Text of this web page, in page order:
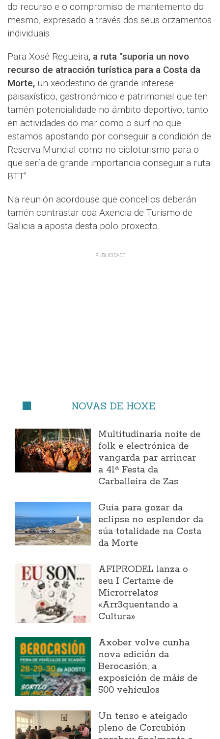
do recurso e o compromiso de mantemento do
mesmo, expresado a través dos seus orzamentos
individuais.
Para Xosé Regueira, a ruta "suporía un novo
recurso de atracción turística para a Costa da
Morte, un xeodestino de grande interese
paisaxístico, gastronómico e patrimonial que ten
tamén potencialidade no ámbito deportivo, tanto
en actividades do mar como o surf no que
estamos apostando por conseguir a condición de
Reserva Mundial como no cicloturismo para o
que sería de grande importancia conseguir a ruta
BTT".
Na reunión acordouse que concellos deberán
tamén contrastar coa Axencia de Turismo de
Galicia a aposta desta polo proxecto.
NOVAS DE HOXE
Multitudinaria noite de
folk e electrónica de
vangarda par arrincar
a 41ª Festa da
Carballeira de Zas
Guía para gozar da
eclipse no esplendor da
súa totalidade na Costa
da Morte
AFIPRODEL lanza o
seu I Certame de
Microrrelatos
«Arr3quentando a
Cultura»
Axober volve cunha
nova edición da
Berocasión, a
exposición de máis de
500 vehículos
Un tenso e ateigado
pleno de Corcubión